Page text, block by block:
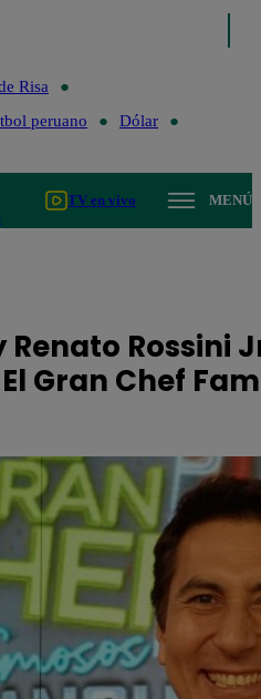
Risa
peruano
Dólar
TV en vivo MENÚ
Rossini
Gran Chef